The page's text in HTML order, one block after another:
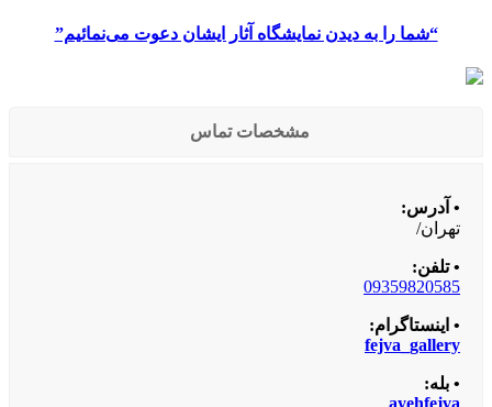
“شما را به دیدن نمایشگاه آثار ایشان دعوت می‌نمائیم”
مشخصات تماس
• آدرس:
تهران/
• تلفن:
09359820585
• اینستاگرام:
fejva_gallery
• بله:
ayehfejva